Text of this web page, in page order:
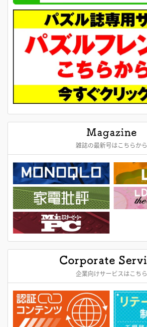
雑誌の最新号はこちらから
企業向けサービスはこちら